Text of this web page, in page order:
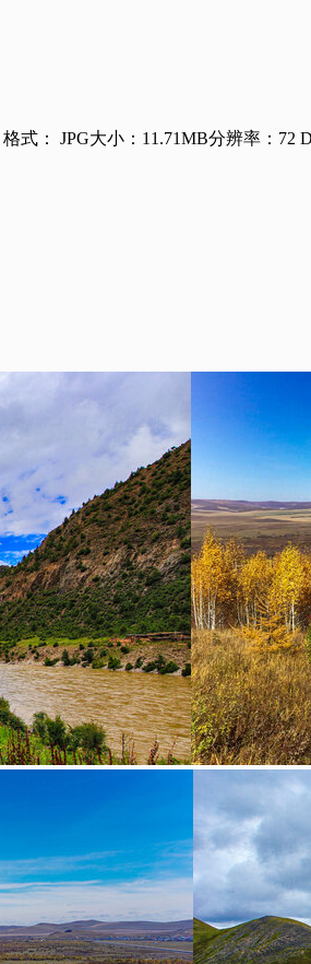
格式： JPG大小：11.71MB分辨率：72